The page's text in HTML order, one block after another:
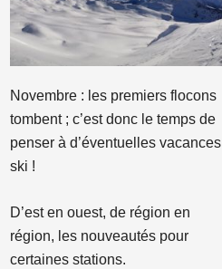
Novembre : les premiers flocons
tombent ; c’est donc le temps de
penser à d’éventuelles vacances
ski !
D’est en ouest, de région en
région, les nouveautés pour
certaines stations.